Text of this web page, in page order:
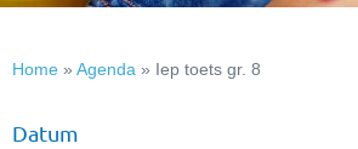
Home » Agenda » Iep toets gr. 8
Datum